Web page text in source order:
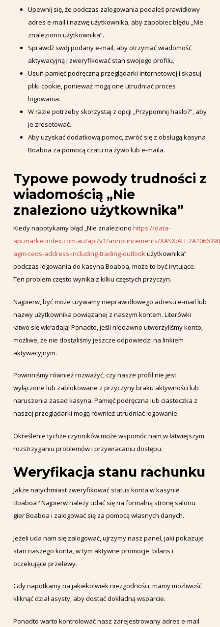
Upewnij się, że podczas zalogowania podałeś prawidłowy
adres e-mail i nazwę użytkownika, aby zapobiec błędu „Nie
znaleziono użytkownika”.
Sprawdź swój podany e-mail, aby otrzymać wiadomość
aktywacyjną i zweryfikować stan swojego profilu.
Usuń pamięć podręczną przeglądarki internetowej i skasuj
pliki cookie, ponieważ mogą one utrudniać proces
logowania.
W razie potrzeby skorzystaj z opcji „Przypomnij hasło?”, aby
je zresetować.
Aby uzyskać dodatkową pomoc, zwróć się z obsługą kasyna
Boaboa za pomocą czatu na żywo lub e-maila.
Typowe powody trudności z
wiadomością „Nie
znaleziono użytkownika”
Kiedy napotykamy błąd „Nie znaleziono https://data-
api.marketindex.com.au/api/v1/announcements/
agm-ceos-address-including-trading-outlookużytkownika”
podczas logowania do kasyna Boaboa, może to być irytujące.
Ten problem często wynika z kilku częstych przyczyn.
Najpierw, być może używamy nieprawidłowego adresu e-mail lub
nazwy użytkownika powiązanej z naszym kontem. Literówki
łatwo się wkradają! Ponadto, jeśli niedawno utworzyliśmy konto,
możliwe, że nie dostaliśmy jeszcze odpowiedzi na linkiem
aktywacyjnym.
Powinniśmy również rozważyć, czy nasze profil nie jest
wyłączone lub zablokowane z przyczyny braku aktywności lub
naruszenia zasad kasyna. Pamięć podręczna lub ciasteczka z
naszej przeglądarki mogą również utrudniać logowanie.
Określenie tychże czynników może wspomóc nam w łatwiejszym
rozstrzyganiu problemów i przywracaniu dostępu.
Weryfikacja stanu rachunku
Jakże natychmiast zweryfikować status konta w kasynie
Boaboa? Najpierw należy udać się na formalną stronę salonu
gier Boaboa i zalogować się za pomocą własnych danych.
Jeżeli uda nam się zalogować, ujrzymy nasz panel, jaki pokazuje
stan naszego konta, w tym aktywne promocje, bilans i
oczekujące przelewy.
Gdy napotkamy na jakiekolwiek niezgodności, mamy możliwość
kliknąć dział asysty, aby dostać dokładną wsparcie.
Ponadto warto kontrolować nasz zarejestrowany adres e-mail